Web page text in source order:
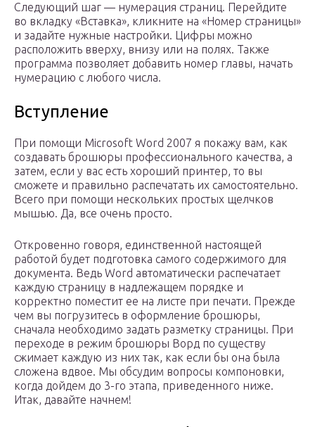
Следующий шаг — нумерация страниц. Перейдите
во вкладку «Вставка», кликните на «Номер страницы»
и задайте нужные настройки. Цифры можно
расположить вверху, внизу или на полях. Также
программа позволяет добавить номер главы, начать
нумерацию с любого числа.
Вступление
При помощи Microsoft Word 2007 я покажу вам, как
создавать брошюры профессионального качества, а
затем, если у вас есть хороший принтер, то вы
сможете и правильно распечатать их самостоятельно.
Всего при помощи нескольких простых щелчков
мышью. Да, все очень просто.
Откровенно говоря, единственной настоящей
работой будет подготовка самого содержимого для
документа. Ведь Word автоматически распечатает
каждую страницу в надлежащем порядке и
корректно поместит ее на листе при печати. Прежде
чем вы погрузитесь в оформление брошюры,
сначала необходимо задать разметку страницы. При
переходе в режим брошюры Ворд по существу
сжимает каждую из них так, как если бы она была
сложена вдвое. Мы обсудим вопросы компоновки,
когда дойдем до 3-го этапа, приведенного ниже.
Итак, давайте начнем!